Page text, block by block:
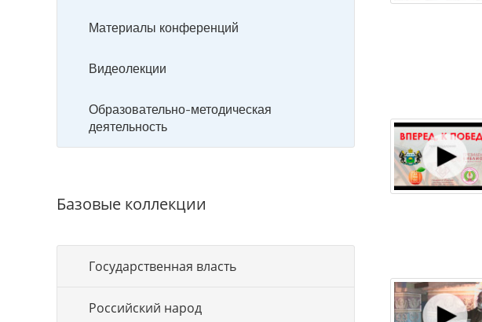
Материалы конференций
Видеолекции
Образовательно-методическая
деятельность
Базовые коллекции
Государственная власть
Российский народ